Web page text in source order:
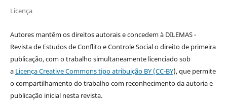
Licença
Autores mantêm os direitos autorais e concedem à DILEMAS -
Revista de Estudos de Conflito e Controle Social o direito de primeira
publicação, com o trabalho simultaneamente licenciado sob
a Licença Creative Commons tipo atribuição BY (CC-BY), que permite
o compartilhamento do trabalho com reconhecimento da autoria e
publicação inicial nesta revista.